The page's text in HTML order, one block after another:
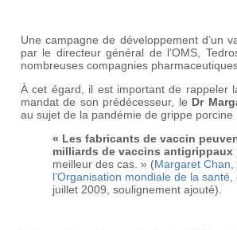
Une campagne de développement d’un
par le directeur général de l’OMS,
nombreuses compagnies
À cet égard, il est important de rappeler
mandat de son prédécesseur, le Dr
au sujet de la pandémie de grippe porcine
« Les fabricants de vaccin
milliards de vaccins antigrippaux
meilleur des cas. » (Margaret
l’Organisation mondiale de la santé,
juillet 2009, soulignement ajouté).